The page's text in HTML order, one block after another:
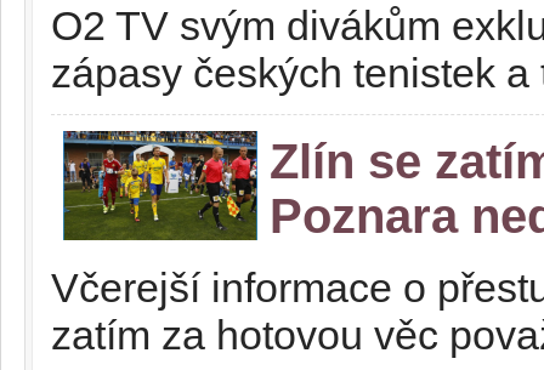
O2 TV svým divákům
zápasy českých tenistek a
Zlín se
Poznara
Včerejší informace o
zatím za hotovou věc